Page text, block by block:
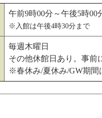
午前9時00分～午後5時00
※入館は午後4時30分まで
毎週木曜日
その他休館日あり。事前
※春休み/夏休み/GW期間